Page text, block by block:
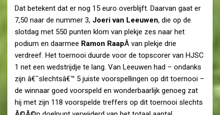
Dat betekent dat er nog 15 euro overblijft. Daarvan gaat er
7,50 naar de nummer 3, Joeri van Leeuwen, die op de
slotdag met 550 punten klom van plekje zes naar het
podium en daarmee Ramon RaapÂ van plekje drie
verdreef. Het toernooi duurde voor de topscorer van HJSC
1 net een wedstrijdje te lang. Van Leeuwen had – ondanks
zijn â€˜slechtsâ€™ 5 juiste voorspellingen op dit toernooi –
de winnaar goed voorspeld en wonderbaarlijk genoeg zat
hij met zijn 118 voorspelde treffers op dit toernooi slechts